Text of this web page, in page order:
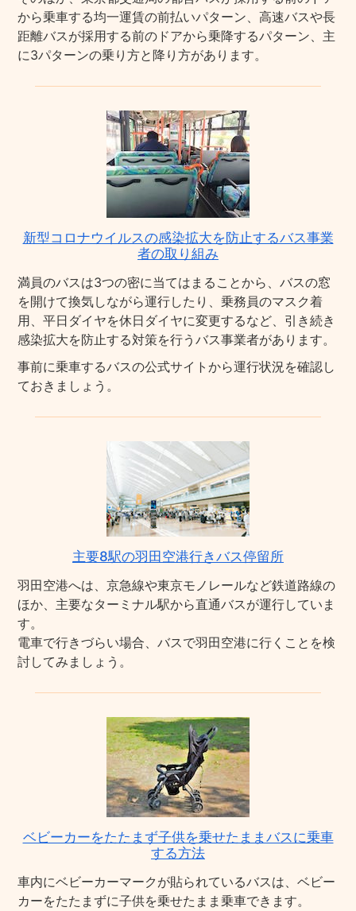
から乗車する均一運賃の前払いパターン、高速バスや長
距離バスが採用する前のドアから乗降するパターン、主
に3パターンの乗り方と降り方があります。
新型コロナウイルスの感染拡大を防止するバス事業
者の取り組み
満員のバスは3つの密に当てはまることから、バスの窓
を開けて換気しながら運行したり、乗務員のマスク着
用、平日ダイヤを休日ダイヤに変更するなど、引き続き
感染拡大を防止する対策を行うバス事業者があります。
事前に乗車するバスの公式サイトから運行状況を確認し
ておきましょう。
主要8駅の羽田空港行きバス停留所
羽田空港へは、京急線や東京モノレールなど鉄道路線の
ほか、主要なターミナル駅から直通バスが運行していま
す。
電車で行きづらい場合、バスで羽田空港に行くことを検
討してみましょう。
ベビーカーをたたまず子供を乗せたままバスに乗車
する方法
車内にベビーカーマークが貼られているバスは、ベビー
カーをたたまずに子供を乗せたまま乗車できます。